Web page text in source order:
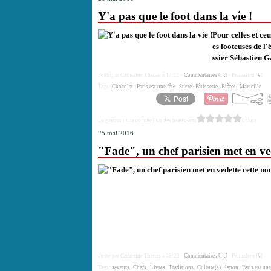
Y'a pas que le foot dans la vie !
Pour celles et
es footeuses de
ssier Sébastien
Posté par Catherine Thenes à 17:11 - Commentaires […] - Permalien [ #
Chocolat Paris est une fête Sucré Pâtisserie Bières Marseille
La gastronomie comme l'un des beaux-arts
25 mai 2016
"Fade", un chef parisien met en
Posté par Catherine Thenes à 09:23 - Commentaires […] - Permalien [ #
saveurs Chefs Livres Traditions Culture(s) Japon Paris est